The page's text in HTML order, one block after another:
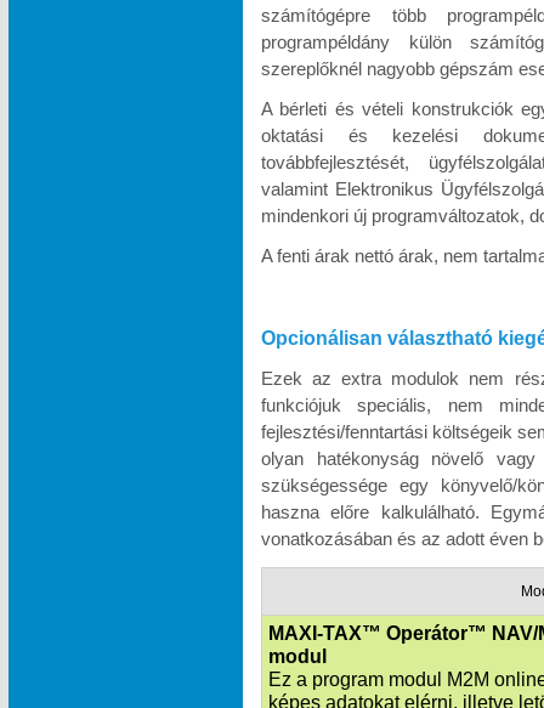
számítógépre több
programpéldány külön
szereplőknél nagyobb gépszám
A bérleti és vételi konstrukciók
oktatási és kezelési
továbbfejlesztését,
valamint Elektronikus
mindenkori új programváltozatok,
A fenti árak nettó árak, nem
Opcionálisan választható
Ezek az extra modulok nem
funkciójuk speciális, nem
fejlesztési/fenntartási költségeik
olyan hatékonyság növelő
szükségessége egy könyvelő/
haszna előre kalkulálható.
vonatkozásában és az adott éven
MAXI-TAX™ Operátor™ NAV/
modul
Ez a program modul M2M
képes adatokat elérni, illetve